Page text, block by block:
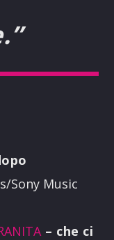
Sony Music
– che ci